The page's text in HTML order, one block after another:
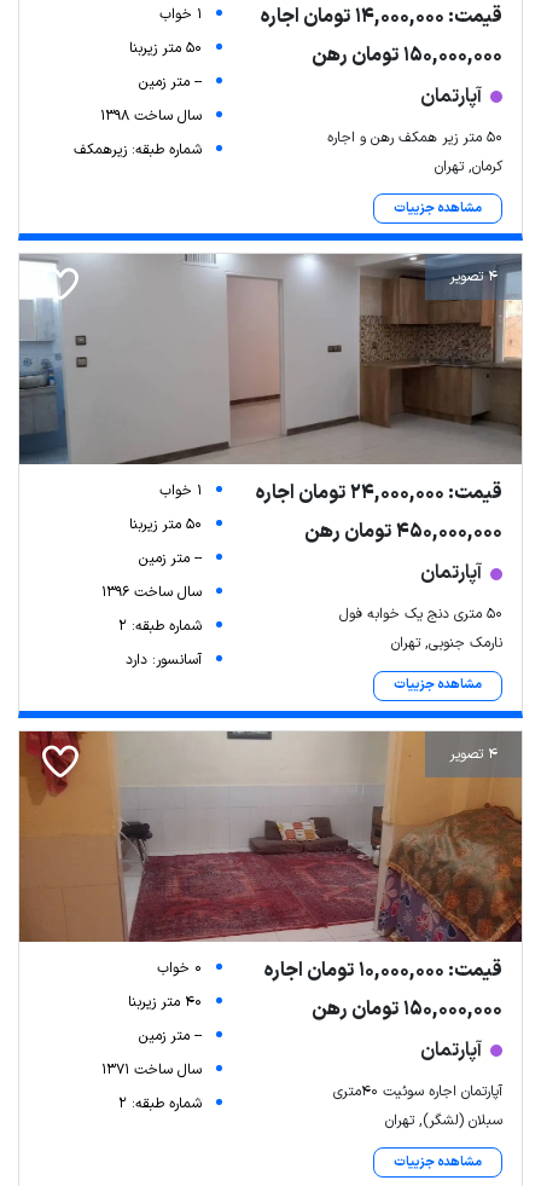
قیمت: 14,000,000 تومان اجاره
150,000,000 تومان رهن
آپارتمان
۵۰ متر زیر همکف رهن و اجاره
کرمان, تهران
مشاهده جزییات
1 خواب
50 متر زیربنا
-- متر زمین
سال ساخت 1398
شماره طبقه: زیرهمکف
4 تصویر
قیمت: 24,000,000 تومان اجاره
450,000,000 تومان رهن
آپارتمان
50 متری دنج یک خوابه فول
نارمک جنوبی, تهران
مشاهده جزییات
1 خواب
50 متر زیربنا
-- متر زمین
سال ساخت 1396
شماره طبقه: 2
آسانسور: دارد
4 تصویر
قیمت: 10,000,000 تومان اجاره
150,000,000 تومان رهن
آپارتمان
آپارتمان اجاره سوئیت 40متری
سبلان (لشگر), تهران
مشاهده جزییات
0 خواب
40 متر زیربنا
-- متر زمین
سال ساخت 1371
شماره طبقه: 2